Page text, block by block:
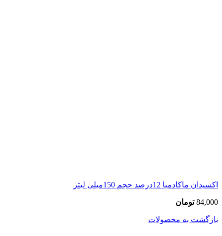
اکسیدان ماکادمیا 12درصد حجم 150میلی لیتر
84,000 تومان
بازگشت به محصولات